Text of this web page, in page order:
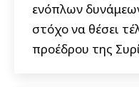
ενόπλων
στόχο να θέσει
προέδρου της